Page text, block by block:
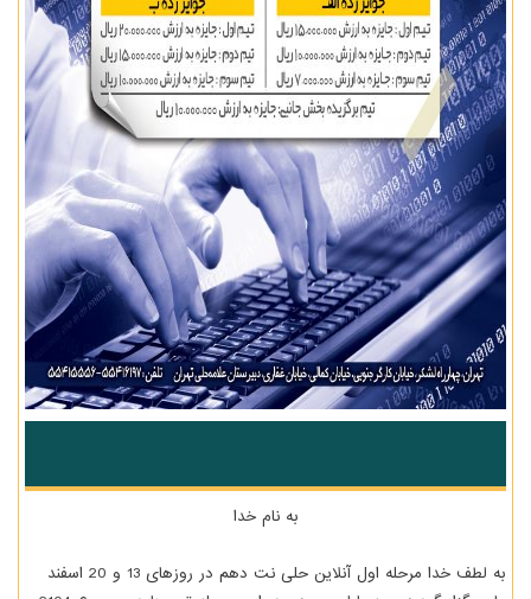
به لطف خدا مرحله اول آنلاین حلی نت دهم در روزهای 13 و 20 اسفند